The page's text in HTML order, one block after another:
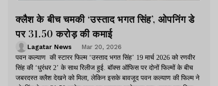
क्लैश के बीच चमकी ‘उस्ताद भगत सिंह’, ओपनिंग डे
पर 31.50 करोड़ की कमाई
Lagatar News
Mar 20, 2026
पवन कल्याण की स्टारर फिल्म ‘उस्ताद भगत सिंह’ 19 मार्च 2026 को रणवीर
सिंह की ‘धुरंधर 2’ के साथ रिलीज हुई. बॉक्स ऑफिस पर दोनों फिल्मों के बीच
जबरदस्त क्लैश देखने को मिला, लेकिन इसके बावजूद पवन कल्याण की फिल्म ने